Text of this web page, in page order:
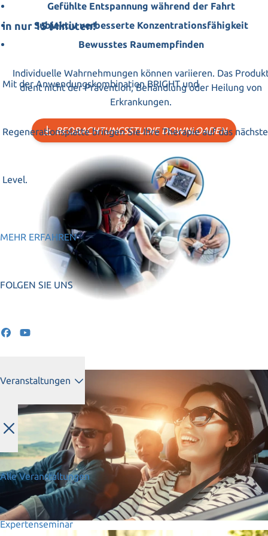
in nur 15 Minuten!
Mit der Anwendungskombination BRIGHT und
Regenerationsplatte bringen Sie Ihre Therapie auf das nächste
Level.
MEHR ERFAHREN
FOLGEN SIE UNS
Veranstaltungen
Alle Veranstaltungen
Expertenseminar
Gefühlte Entspannung während der Fahrt
Subjektiv verbesserte Konzentrationsfähigkeit
Bewusstes Raumempfinden
Individuelle Wahrnehmungen können variieren. Das
dient nicht der Prävention, Behandlung oder Heilung von
Erkrankungen.
BEOBACHTUNGSSTUDIE DOWNLOADEN